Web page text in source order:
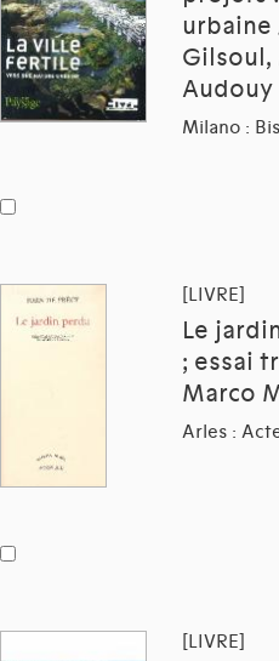
Gilsoul,
Audouy
Milano :
[LIVRE]
Le
; essai
Marco
Arles :
[LIVRE]